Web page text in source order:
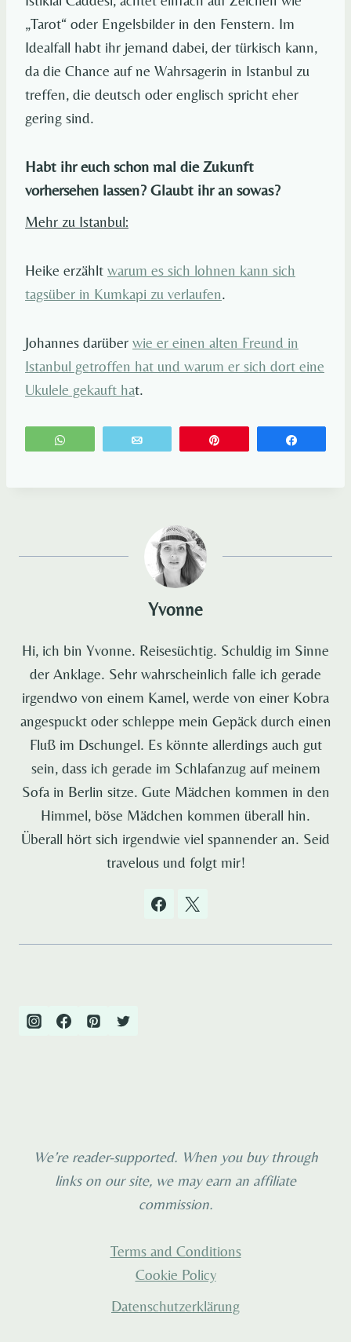
„Tarot“ oder Engelsbilder in den Fenstern. Im
Idealfall habt ihr jemand dabei, der türkisch kann,
da die Chance auf ne Wahrsagerin in Istanbul zu
treffen, die deutsch oder englisch spricht eher
gering sind.
Habt ihr euch schon mal die Zukunft
vorhersehen lassen? Glaubt ihr an sowas?
Mehr zu Istanbul:
Heike erzählt warum es sich lohnen kann sich
tagsüber in Kumkapi zu verlaufen.
Johannes darüber wie er einen alten Freund in
Istanbul getroffen hat und warum er sich dort eine
Ukulele gekauft hat.
Yvonne
Hi, ich bin Yvonne. Reisesüchtig. Schuldig im Sinne
der Anklage. Sehr wahrscheinlich falle ich gerade
irgendwo von einem Kamel, werde von einer Kobra
angespuckt oder schleppe mein Gepäck durch einen
Fluß im Dschungel. Es könnte allerdings auch gut
sein, dass ich gerade im Schlafanzug auf meinem
Sofa in Berlin sitze. Gute Mädchen kommen in den
Himmel, böse Mädchen kommen überall hin.
Überall hört sich irgendwie viel spannender an. Seid
travelous und folgt mir!
We’re reader-supported. When you buy through
links on our site, we may earn an affiliate
commission.
Terms and Conditions
Cookie Policy
Datenschutzerklärung